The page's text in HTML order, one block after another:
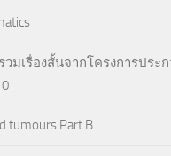
วมเรื่องสั้นจากโครงการประ
tumours Part B